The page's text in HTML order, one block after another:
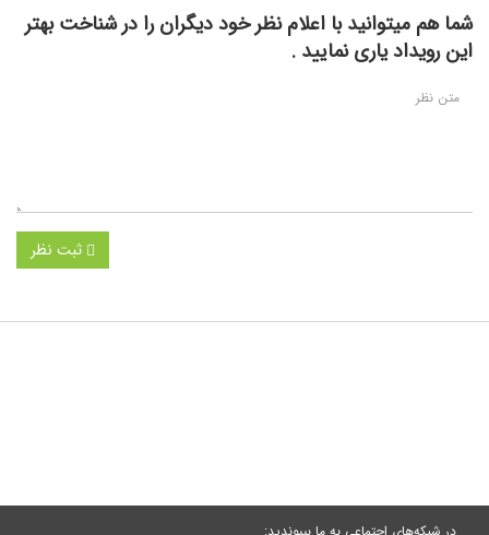
شما هم میتوانید با اعلام نظر خود دیگران را در شناخت بهتر
این رویداد یاری نمایید .
ثبت نظر